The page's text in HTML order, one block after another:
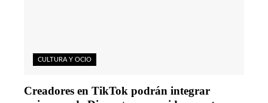
CULTURA Y OCIO
Creadores en TikTok podrán integrar